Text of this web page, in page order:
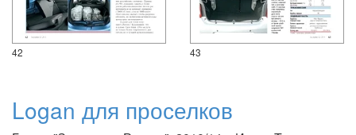
42 43
Logan для проселков